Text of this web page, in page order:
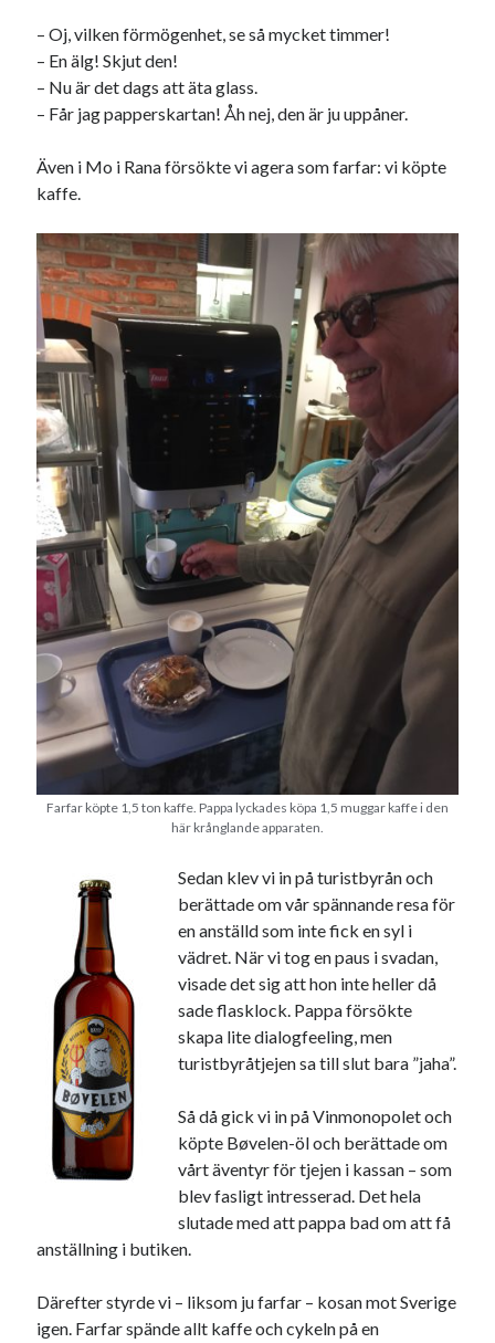
– Oj, vilken förmögenhet, se så mycket timmer!
– En älg! Skjut den!
– Nu är det dags att äta glass.
– Får jag papperskartan! Åh nej, den är ju uppåner.
Även i Mo i Rana försökte vi agera som farfar: vi köpte
kaffe.
Farfar köpte 1,5 ton kaffe. Pappa lyckades köpa 1,5 muggar kaffe i den
här krånglande apparaten.
Sedan klev vi in på turistbyrån och
berättade om vår spännande resa för
en anställd som inte fick en syl i
vädret. När vi tog en paus i svadan,
visade det sig att hon inte heller då
sade flasklock. Pappa försökte
skapa lite dialogfeeling, men
turistbyråtjejen sa till slut bara ”jaha”.
Så då gick vi in på Vinmonopolet och
köpte Bøvelen-öl och berättade om
vårt äventyr för tjejen i kassan – som
blev fasligt intresserad. Det hela
slutade med att pappa bad om att få
anställning i butiken.
Därefter styrde vi – liksom ju farfar – kosan mot Sverige
igen. Farfar spände allt kaffe och cykeln på en